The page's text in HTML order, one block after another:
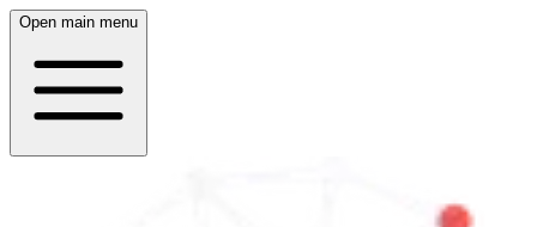
Open main menu